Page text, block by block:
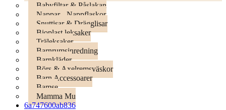
Babyfiltar & Påslakan
Nappar - Nappflaskor
Snuttisar & Drägglisar
Bioplast leksaker
Träleksaker
Barnrumsinredning
Barnkläder
Börs & Axelremsväskor
Barn Accessoarer
Bamse
Mamma Mu
6a747600ab836